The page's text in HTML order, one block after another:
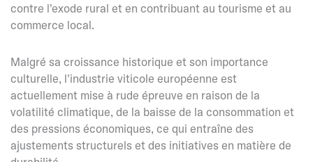
contre l'exode rural et en contribuant au tourisme et au
commerce local.
Malgré sa croissance historique et son importance
culturelle, l'industrie viticole européenne est
actuellement mise à rude épreuve en raison de la
volatilité climatique, de la baisse de la consommation et
des pressions économiques, ce qui entraîne des
ajustements structurels et des initiatives en matière de